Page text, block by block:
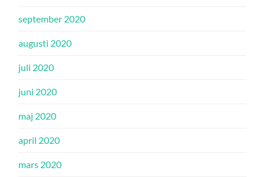
september 2020
augusti 2020
juli 2020
juni 2020
maj 2020
april 2020
mars 2020